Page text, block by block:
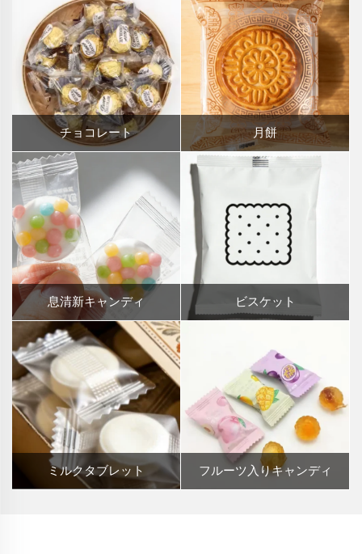
チョコレート 月餅
息清新キャンディ ビスケット
ミルクタブレット フルーツ入りキャンディ